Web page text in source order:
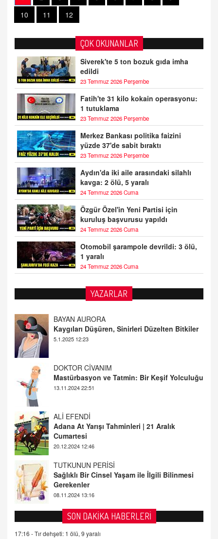
10
11 12
ÇOK OKUNANLAR
Siverek'te 5 ton bozuk gıda imha
edildi
23 Temmuz 2026 Perşembe
Fatih'te 31 kilo kokain operasyonu:
1 tutuklama
23 Temmuz 2026 Perşembe
Merkez Bankası politika faizini
yüzde 37'de sabit bıraktı
23 Temmuz 2026 Perşembe
Aydın'da iki aile arasındaki silahlı
kavga: 2 ölü, 5 yaralı
24 Temmuz 2026 Cuma
Özgür Özel'in Yeni Partisi için
kuruluş başvurusu yapıldı
24 Temmuz 2026 Cuma
Otomobil şarampole devrildi: 3 ölü,
1 yaralı
24 Temmuz 2026 Cuma
YAZARLAR
BAYAN AURORA
Kaygıları Düşüren, Sinirleri Düzelten Bitkiler
5.1.2025 12:23
DOKTOR CİVANIM
Mastürbasyon ve Tatmin: Bir Keşif Yolculuğu
13.11.2024 22:51
ALİ EFENDİ
Adana At Yarışı Tahminleri | 21 Aralık
Cumartesi
20.12.2024 12:46
TUTKUNUN PERİSİ
Sağlıklı Bir Cinsel Yaşam ile İlgili Bilinmesi
Gerekenler
08.11.2024 13:16
FARUK ÖNALAN
Tezkere Onaylanmasaydı…
2 Kasım 2021 Salı 00:11
SON DAKİKA HABERLERİ
17:16 -Tır dehşeti: 1 ölü, 9 yaralı